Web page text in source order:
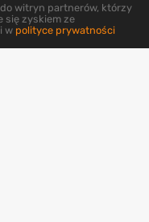
witryn partnerów, którzy
się zyskiem ze
w polityce prywatności